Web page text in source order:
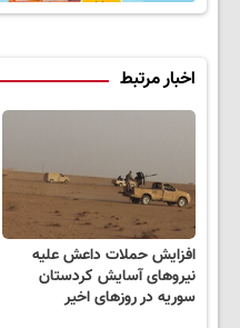
اخبار مرتبط
افزایش حملات داعش علیه
نیروهای آسایش کردستان
سوریه در روزهای اخیر